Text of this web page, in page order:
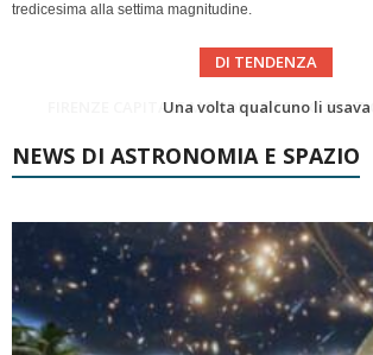
tredicesima alla settima magnitudine.
DI TENDENZA
Cielo del Mese di Agosto 2026
NEWS DI ASTRONOMIA E SPAZIO